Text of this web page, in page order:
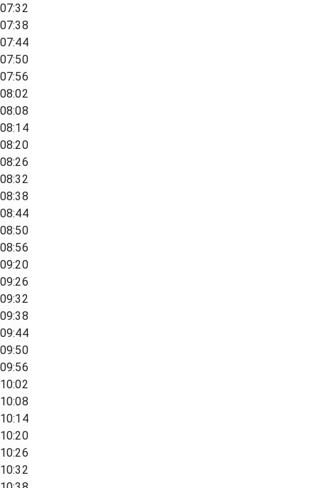
07:32
07:38
07:44
07:50
07:56
08:02
08:08
08:14
08:20
08:26
08:32
08:38
08:44
08:50
08:56
09:20
09:26
09:32
09:38
09:44
09:50
09:56
10:02
10:08
10:14
10:20
10:26
10:32